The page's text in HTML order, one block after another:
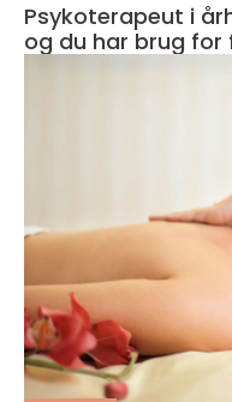
Psykoterapeut i århus når hverdagen
og du har brug